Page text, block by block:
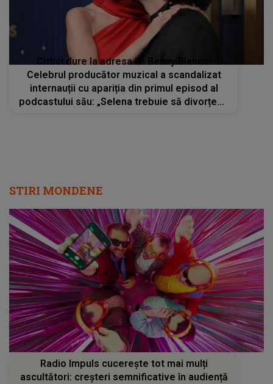
Critici dure la adresa lui Benny Blanco!
Celebrul producător muzical a scandalizat
internauții cu apariția din primul episod al
podcastului său: „Selena trebuie să divorțeze
STIRI MONDENE
Radio Impuls cucerește tot mai mulți
ascultători: creșteri semnificative în audiență